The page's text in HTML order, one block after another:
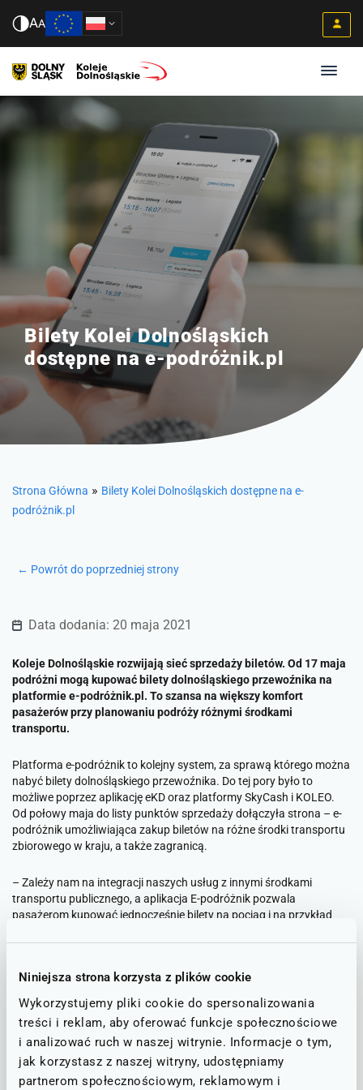
Niniejsza strona korzysta z plików cookie
Wykorzystujemy pliki cookie do spersonalizowania
treści i reklam, aby oferować funkcje społecznościowe
i analizować ruch w naszej witrynie. Informacje o tym,
jak korzystasz z naszej witryny, udostępniamy
partnerom społecznościowym, reklamowym i
AA
Bilety Kolei Dolnośląskich
dostępne na e-podróżnik.pl
Strona Główna » Bilety Kolei Dolnośląskich dostępne na e-
podróżnik.pl
← Powrót do poprzedniej strony
Data dodania: 20 maja 2021
Koleje Dolnośląskie rozwijają sieć sprzedaży biletów. Od 17 maja
podróżni mogą kupować bilety dolnośląskiego przewoźnika na
platformie e-podróżnik.pl. To szansa na większy komfort
pasażerów przy planowaniu podróży różnymi środkami
transportu.
Platforma e-podróżnik to kolejny system, za sprawą którego można
nabyć bilety dolnośląskiego przewoźnika. Do tej pory było to
możliwe poprzez aplikację eKD oraz platformy SkyCash i KOLEO.
Od połowy maja do listy punktów sprzedaży dołączyła strona – e-
podróżnik umożliwiająca zakup biletów na różne środki transportu
zbiorowego w kraju, a także zagranicą.
– Zależy nam na integracji naszych usług z innymi środkami
transportu publicznego, a aplikacja E-podróżnik pozwala
pasażerom kupować jednocześnie bilety na pociąg i na przykład
planowaniu podroży, zwłaszcza gdy konieczne są przesiadki–
kontynuacja trendu, który dostrzegamy. Pasażerowie coraz
chętniej kupują bilety online. Dlatego zdecydowaliśmy się na
nawiązanie współpracy z e-podróżnik.pl. Umożliwi to pasażerom
jeszcze łatwiejszy dostęp do oferty Kolei Dolnośląskich– dodaje.
Łatwe planowanie podróży